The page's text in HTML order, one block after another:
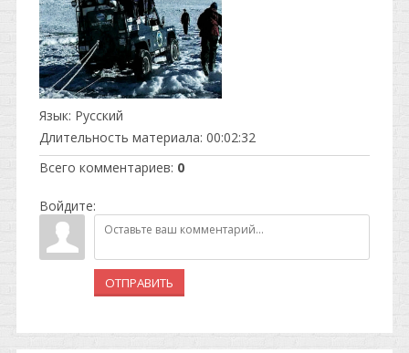
Язык: Русский
Длительность материала: 00:02:32
Всего комментариев: 0
Войдите:
ОТПРАВИТЬ